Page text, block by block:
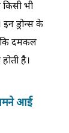
किसी भी
ड्रोन्स के
दमकल
है।
आई